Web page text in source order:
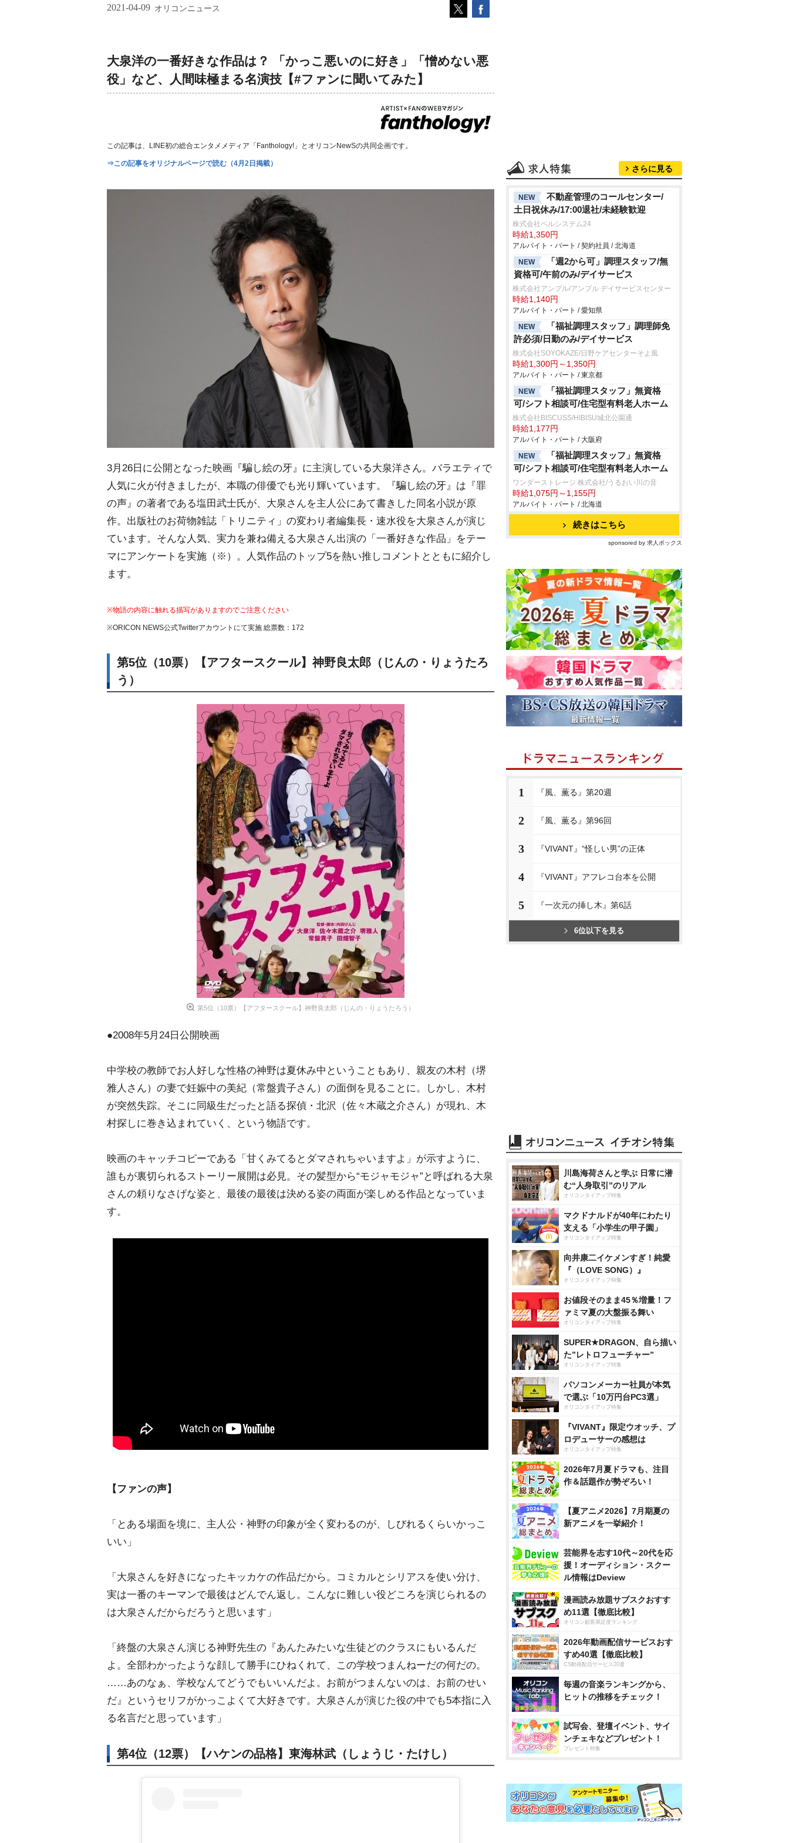
2021-04-09 オリコンニュース
大泉洋の一番好きな作品は？ 「かっこ悪いのに好き」「憎めない悪
役」など、人間味極まる名演技【#ファンに聞いてみた】
この記事は、LINE初の総合エンタメメディア「Fanthology!」とオリコンNewSの共同企画です。
⇒この記事をオリジナルページで読む（4月2日掲載）
3月26日に公開となった映画『騙し絵の牙』に主演している大泉洋さん。バラエティで
人気に火が付きましたが、本職の俳優でも光り輝いています。『騙し絵の牙』は『罪
の声』の著者である塩田武士氏が、大泉さんを主人公にあて書きした同名小説が原
作。出版社のお荷物雑誌「トリニティ」の変わり者編集長・速水役を大泉さんが演じ
ています。そんな人気、実力を兼ね備える大泉さん出演の「一番好きな作品」をテー
マにアンケートを実施（※）。人気作品のトップ5を熱い推しコメントとともに紹介し
ます。
※物語の内容に触れる描写がありますのでご注意ください
※ORICON NEWS公式Twitterアカウントにて実施 総票数：172
第5位（10票）【アフタースクール】神野良太郎（じんの・りょうたろ
う）
第5位（10票）【アフタースクール】神野良太郎（じんの・りょうたろう）
●2008年5月24日公開映画
中学校の教師でお人好しな性格の神野は夏休み中ということもあり、親友の木村（堺
雅人さん）の妻で妊娠中の美紀（常盤貴子さん）の面倒を見ることに。しかし、木村
が突然失踪。そこに同級生だったと語る探偵・北沢（佐々木蔵之介さん）が現れ、木
村探しに巻き込まれていく、という物語です。
映画のキャッチコピーである「甘くみてるとダマされちゃいますよ」が示すように、
誰もが裏切られるストーリー展開は必見。その髪型から“モジャモジャ”と呼ばれる大泉
さんの頼りなさげな姿と、最後の最後は決める姿の両面が楽しめる作品となっていま
す。
【ファンの声】
「とある場面を境に、主人公・神野の印象が全く変わるのが、しびれるくらいかっこ
いい」
「大泉さんを好きになったキッカケの作品だから。コミカルとシリアスを使い分け、
実は一番のキーマンで最後はどんでん返し。こんなに難しい役どころを演じられるの
は大泉さんだからだろうと思います」
「終盤の大泉さん演じる神野先生の『あんたみたいな生徒どのクラスにもいるんだ
よ。全部わかったような顔して勝手にひねくれて、この学校つまんねーだの何だの。
……あのなぁ、学校なんてどうでもいいんだよ。お前がつまんないのは、お前のせい
だ』というセリフがかっこよくて大好きです。大泉さんが演じた役の中でも5本指に入
る名言だと思っています」
第4位（12票）【ハケンの品格】東海林武（しょうじ・たけし）
さらに見る
NEW
不動産管理のコールセンター/
土日祝休み/17:00退社/未経験歓迎
株式会社ベルシステム24
時給1,350円
アルバイト・パート / 契約社員 / 北海道
NEW
「週2から可」調理スタッフ/無
資格可/午前のみ/デイサービス
株式会社アンプル/アンプル デイサービスセンター
時給1,140円
アルバイト・パート / 愛知県
NEW
「福祉調理スタッフ」調理師免
許必須/日勤のみ/デイサービス
株式会社SOYOKAZE/日野ケアセンターそよ風
時給1,300円～1,350円
アルバイト・パート / 東京都
NEW
「福祉調理スタッフ」無資格
可/シフト相談可/住宅型有料老人ホーム
株式会社BISCUSS/HIBISU城北公園通
時給1,177円
アルバイト・パート / 大阪府
NEW
「福祉調理スタッフ」無資格
可/シフト相談可/住宅型有料老人ホーム
ワンダーストレージ 株式会社/うるおい川の音
時給1,075円～1,155円
アルバイト・パート / 北海道
続きはこちら
sponsored by 求人ボックス
1 『風、薫る』第20週
2 『風、薫る』第96回
3 『VIVANT』“怪しい男”の正体
4 『VIVANT』アフレコ台本を公開
5 『一次元の挿し木』第6話
6位以下を見る
川島海荷さんと学ぶ 日常に潜
む“人身取引”のリアル
オリコンタイアップ特集
マクドナルドが40年にわたり
支える「小学生の甲子園」
オリコンタイアップ特集
向井康二イケメンすぎ！純愛
『（LOVE SONG）』
オリコンタイアップ特集
お値段そのまま45％増量！フ
ァミマ夏の大盤振る舞い
オリコンタイアップ特集
SUPER★DRAGON、自ら描い
た”レトロフューチャー”
オリコンタイアップ特集
パソコンメーカー社員が本気
で選ぶ「10万円台PC3選」
オリコンタイアップ特集
『VIVANT』限定ウオッチ、プ
ロデューサーの感想は
オリコンタイアップ特集
2026年7月夏ドラマも、注目
作＆話題作が勢ぞろい！
【夏アニメ2026】7月期夏の
新アニメを一挙紹介！
芸能界を志す10代～20代を応
援！オーディション・スクー
ル情報はDeview
漫画読み放題サブスクおすす
め11選【徹底比較】
オリコン顧客満足度ランキング
2026年動画配信サービスおす
すめ40選【徹底比較】
CS動画配信サービス20選
毎週の音楽ランキングから、
ヒットの推移をチェック！
試写会、登壇イベント、サイ
ンチェキなどプレゼント！
プレゼント特集